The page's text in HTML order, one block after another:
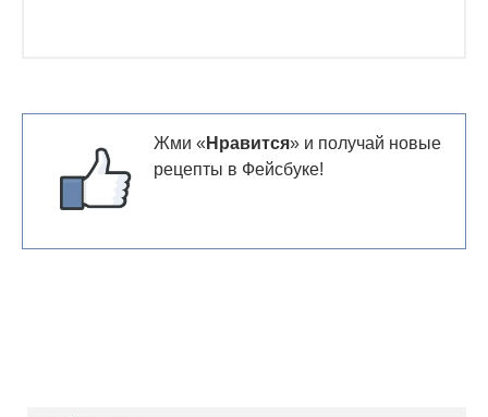
Жми « Нравится» и получай новые
рецепты в Фейсбуке!